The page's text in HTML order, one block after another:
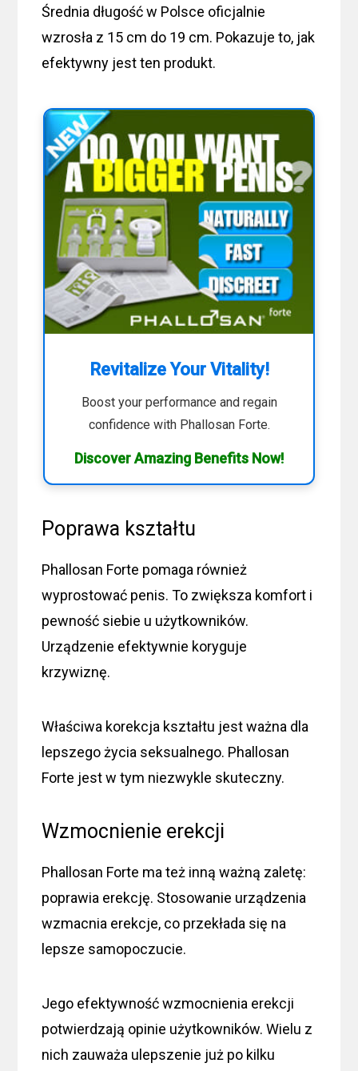
Średnia długość w Polsce oficjalnie
wzrosła z 15 cm do 19 cm. Pokazuje to, jak
efektywny jest ten produkt.
Revitalize Your Vitality!
Boost your performance and regain
confidence with Phallosan Forte.
Discover Amazing Benefits Now!
Poprawa kształtu
Phallosan Forte pomaga również
wyprostować penis. To zwiększa komfort i
pewność siebie u użytkowników.
Urządzenie efektywnie koryguje
krzywiznę.
Właściwa korekcja kształtu jest ważna dla
lepszego życia seksualnego. Phallosan
Forte jest w tym niezwykle skuteczny.
Wzmocnienie erekcji
Phallosan Forte ma też inną ważną zaletę:
poprawia erekcję. Stosowanie urządzenia
wzmacnia erekcje, co przekłada się na
lepsze samopoczucie.
Jego efektywność wzmocnienia erekcji
potwierdzają opinie użytkowników. Wielu z
nich zauważa ulepszenie już po kilku